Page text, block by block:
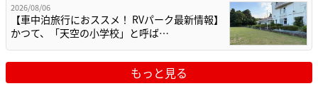
2026/08/06
【車中泊旅行におススメ！ RVパーク最新情報】
かつて、「天空の小学校」と呼ば…
もっと見る